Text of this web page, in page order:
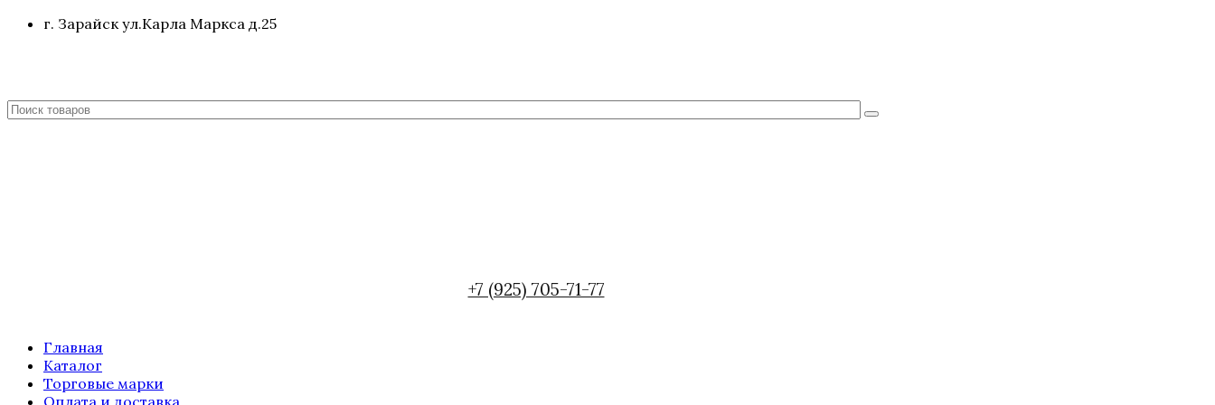
г. Зарайск ул.Карла Маркса д.25
+7 (925) 705-71-77
Главная
Каталог
Торговые марки
Оплата и доставка